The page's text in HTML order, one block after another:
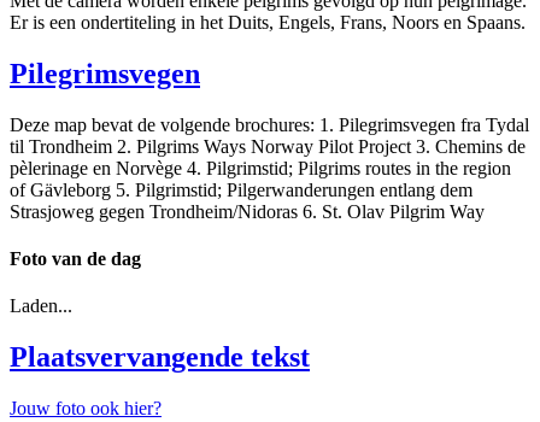
Er is een ondertiteling in het Duits, Engels, Frans, Noors en Spaans.
Pilegrimsvegen
Deze map bevat de volgende brochures: 1. Pilegrimsvegen fra Tydal
til Trondheim 2. Pilgrims Ways Norway Pilot Project 3. Chemins de
pèlerinage en Norvège 4. Pilgrimstid; Pilgrims routes in the region
of Gävleborg 5. Pilgrimstid; Pilgerwanderungen entlang dem
Strasjoweg gegen Trondheim/Nidoras 6. St. Olav Pilgrim Way
Foto van de dag
Laden...
Plaatsvervangende tekst
Jouw foto ook hier?